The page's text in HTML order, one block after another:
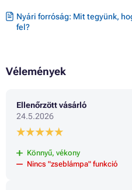
Nyári forróság: Mit tegyünk,
fel?
Vélemények
Ellenőrzött vásárló
24.5.2026
Könnyű, vékony
Nincs "zseblámpa" funkció